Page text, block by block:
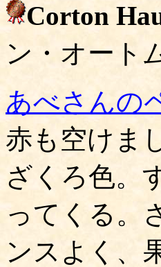
Corton
ン・オート
あべさんの
赤も空けま
ざくろ色。
ってくる。
ンスよく、